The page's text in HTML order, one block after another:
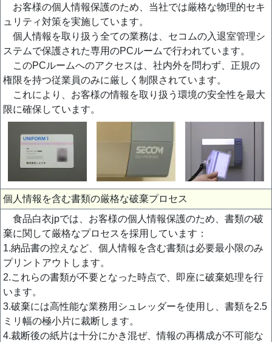
お客様の個人情報保護のため、当社では厳格な物理的セキ
ュリティ対策を実施しています。
個人情報を取り扱う全ての業務は、セコムの入退室管理シ
ステムで保護された専用のPCルームで行われています。
このPCルームへのアクセスは、社内外を問わず、正規の
権限を持つ従業員のみに厳しく制限されています。
これにより、お客様の情報を取り扱う環境の安全性を最大
限に確保しています。
個人情報を含む書類の厳格な破棄プロセス
食品白衣jpでは、お客様の個人情報保護のため、書類の破
棄に関して厳格なプロセスを採用しています：
1.納品書の控えなど、個人情報を含む書類は必要最小限のみ
プリントアウトします。
2.これらの書類が不要となった時点で、即座に破棄処理を行
います。
3.破棄には高性能な業務用シュレッダーを使用し、書類を2.5
ミリ幅の極小片に裁断します。
4.裁断後の紙片は十分にかき混ぜ、情報の再構成が不可能な